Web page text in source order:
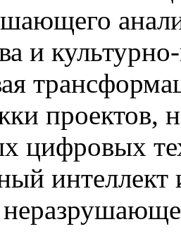
и
проектов,
цифровых
интеллект